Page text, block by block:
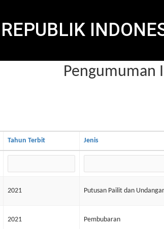
Pengumuman
Tahun Terbit Jenis
2021 Putusan Pailit dan
2021 Pembubaran